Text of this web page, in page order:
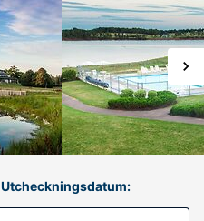
Utcheckningsdatum: